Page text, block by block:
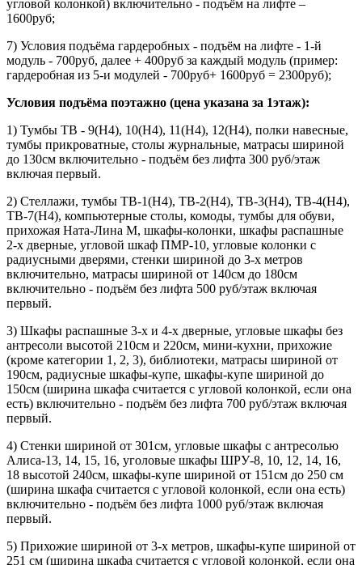
угловой колонкой) включительно - подъём на лифте –
1600руб;
7) Условия подъёма гардеробных - подъём на лифте - 1-й
модуль - 700руб, далее + 400руб за каждый модуль (пример:
гардеробная из 5-и модулей - 700руб+ 1600руб = 2300руб);
Условия подъёма поэтажно (цена указана за 1этаж):
1) Тумбы ТВ - 9(Н4), 10(Н4), 11(Н4), 12(Н4), полки навесные,
тумбы прикроватные, столы журнальные, матрасы шириной
до 130см включительно - подъём без лифта 300 руб/этаж
включая первый.
2) Стеллажи, тумбы ТВ-1(Н4), ТВ-2(Н4), ТВ-3(Н4), ТВ-4(Н4),
ТВ-7(Н4), компьютерные столы, комоды, тумбы для обуви,
прихожая Ната-Лина М, шкафы-колонки, шкафы распашные
2-х дверные, угловой шкаф ПМР-10, угловые колонки с
радиусными дверями, стенки шириной до 3-х метров
включительно, матрасы шириной от 140см до 180см
включительно - подъём без лифта 500 руб/этаж включая
первый.
3) Шкафы распашные 3-х и 4-х дверные, угловые шкафы без
антресоли высотой 210см и 220см, мини-кухни, прихожие
(кроме категории 1, 2, 3), библиотеки, матрасы шириной от
190см, радиусные шкафы-купе, шкафы-купе шириной до
150см (ширина шкафа считается с угловой колонкой, если она
есть) включительно - подъём без лифта 700 руб/этаж включая
первый.
4) Стенки шириной от 301см, угловые шкафы с антресолью
Алиса-13, 14, 15, 16, уголовые шкафы ШРУ-8, 10, 12, 14, 16,
18 высотой 240см, шкафы-купе шириной от 151см до 250 см
(ширина шкафа считается с угловой колонкой, если она есть)
включительно - подъём без лифта 1000 руб/этаж включая
первый.
5) Прихожие шириной от 3-х метров, шкафы-купе шириной от
251 см (ширина шкафа считается с угловой колонкой, если она